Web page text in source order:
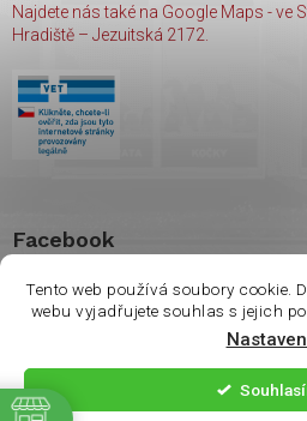
Tento web používá soubory cookie.
webu vyjadřujete souhlas s jejich
Najdete nás také na Google Maps - ve
Hradiště – Jezuitská 2172.
Facebook
Copyright 2026 shop Wasco.